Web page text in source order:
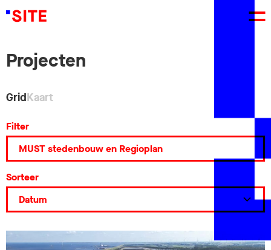
Projecten
GridKaart
Filter
Sorteer